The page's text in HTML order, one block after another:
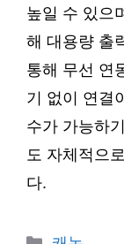
높일 수 있으
해 대용량 출
통해 무선 연
기 없이 연결
수가 가능하
도 자체적으
다.
카